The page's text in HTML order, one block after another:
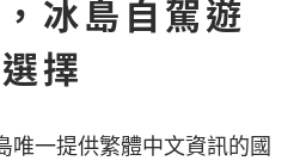
冰島自駕遊
擇
一提供繁體中文資訊的國